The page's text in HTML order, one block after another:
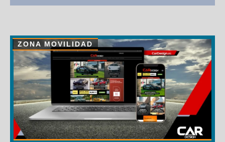
ZONA MOVILIDAD